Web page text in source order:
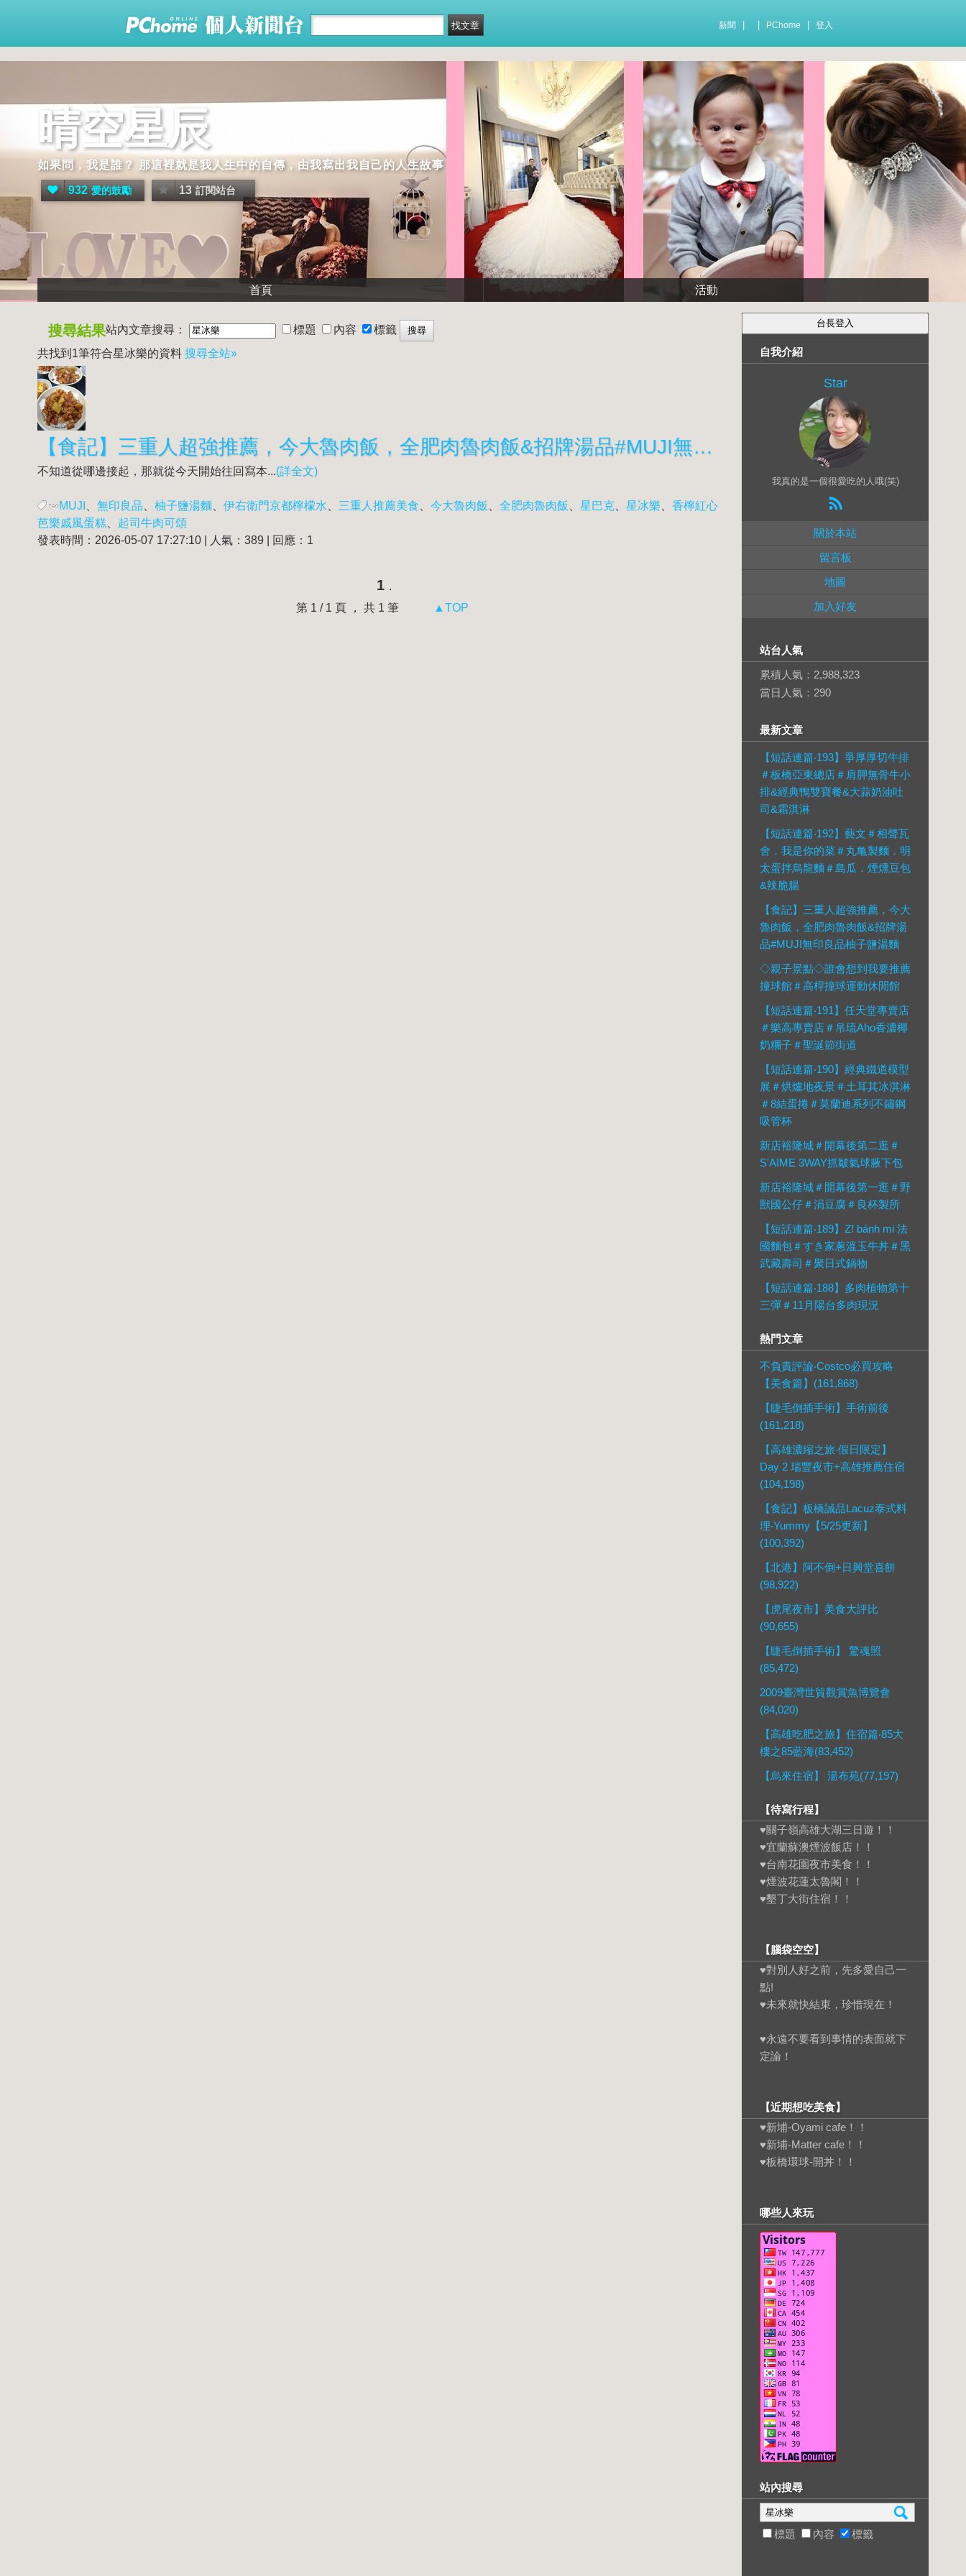
新聞 PChome 登入
晴空星辰
如果問，我是誰？ 那這裡就是我人生中的自傳，由我寫出我自己的人生故事
932 愛的鼓勵 13 訂閱站台
首頁 活動
搜尋結果站內文章搜尋： 標題 內容
標籤
共找到1筆符合星冰樂的資料 搜尋全站»
【食記】三重人超強推薦，今大魯肉飯，全肥肉魯肉飯&招牌湯品#MUJI無印良品柚子鹽湯麵
不知道從哪邊接起，那就從今天開始往回寫本...(詳全文)
MUJI 無印良品 柚子鹽湯麵 伊右衛門京都檸檬水 三重人推薦美食 今大魯肉飯 全肥肉魯肉飯 星巴克 星冰樂
香檸紅心
芭樂戚風蛋糕
起司牛肉可頌
發表時間：2026-05-07 17:27:10 | 人氣：389 | 回應：1
1 .
第 1 / 1 頁 ， 共 1 筆
▲TOP
自我介紹
Star
我真的是一個很愛吃的人哦(笑)
關於本站
留言板
地圖
加入好友
站台人氣
累積人氣： 2,988,323
當日人氣： 290
最新文章
【短話連篇‧193】爭厚厚切牛排
＃板橋亞東總店＃肩胛無骨牛小
排&經典鴨雙寶餐&大蒜奶油吐
司&霜淇淋
【短話連篇‧192】藝文＃相聲瓦
舍．我是你的菜＃丸亀製麵．明
太蛋拌烏龍麵＃島瓜．煙燻豆包
&辣脆腸
【食記】三重人超強推薦，今大
魯肉飯，全肥肉魯肉飯&招牌湯
品#MUJI無印良品柚子鹽湯麵
◇親子景點◇誰會想到我要推薦
撞球館＃高桿撞球運動休閒館
【短話連篇‧191】任天堂專賣店
＃樂高專賣店＃帛琉Aho香濃椰
奶糰子＃聖誕節街道
【短話連篇‧190】經典鐵道模型
展＃烘爐地夜景＃土耳其冰淇淋
＃8結蛋捲＃莫蘭迪系列不鏽鋼
吸管杯
新店裕隆城＃開幕後第二逛＃
S'AIME 3WAY抓皺氣球腋下包
新店裕隆城＃開幕後第一逛＃野
獸國公仔＃涓豆腐＃良杯製所
【短話連篇‧189】Z! bánh mi 法
國麵包＃すき家蔥溫玉牛丼＃黑
武藏壽司＃聚日式鍋物
【短話連篇‧188】多肉植物第十
三彈＃11月陽台多肉現況
熱門文章
不負責評論‧Costco必買攻略
【美食篇】(161,868)
【睫毛倒插手術】手術前後
(161,218)
【高雄濃縮之旅‧假日限定】
Day 2 瑞豐夜市+高雄推薦住宿
(104,198)
【食記】板橋誠品Lacuz泰式料
理‧Yummy【5/25更新】
(100,392)
【北港】阿不倒+日興堂喜餅
(98,922)
【虎尾夜市】美食大評比
(90,655)
【睫毛倒插手術】 驚魂照
(85,472)
2009臺灣世貿觀賞魚博覽會
(84,020)
【高雄吃肥之旅】住宿篇‧85大
樓之85藍海(83,452)
【烏來住宿】 湯布苑(77,197)
【待寫行程】
♥關子嶺高雄大湖三日遊！！
♥宜蘭蘇澳煙波飯店！！
♥台南花園夜市美食！！
♥煙波花蓮太魯閣！！
♥墾丁大街住宿！！
【腦袋空空】
♥對別人好之前，先多愛自己一
點!
♥未來就快結束，珍惜現在！
♥永遠不要看到事情的表面就下
定論！
【近期想吃美食】
♥新埔-Oyami cafe！！
♥新埔-Matter cafe！！
♥板橋環球-開丼！！
哪些人來玩
站內搜尋
標題 內容 標籤